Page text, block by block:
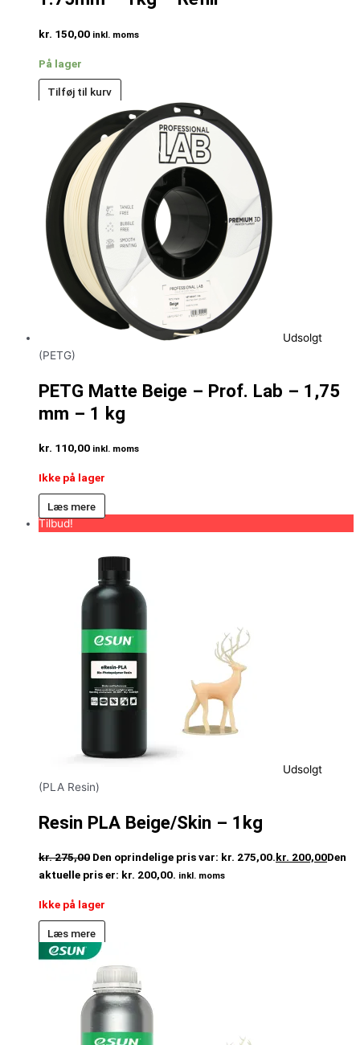
kr. 150,00 inkl. moms
På lager
Tilføj til kurv
Udsolgt
(PETG)
PETG Matte Beige – Prof. Lab – 1,75
mm – 1 kg
kr. 110,00 inkl. moms
Ikke på lager
Læs mere
Tilbud!
Udsolgt
(PLA Resin)
Resin PLA Beige/Skin – 1kg
kr.275,00 Den oprindelige pris var: kr. 275,00.kr. 200,00Den
aktuelle pris er: kr. 200,00. inkl. moms
Ikke på lager
Læs mere